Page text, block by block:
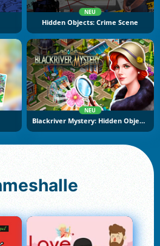
NEU
Hidden Objects: Crime Scene
NEU
Blackriver Mystery: Hidden Objects